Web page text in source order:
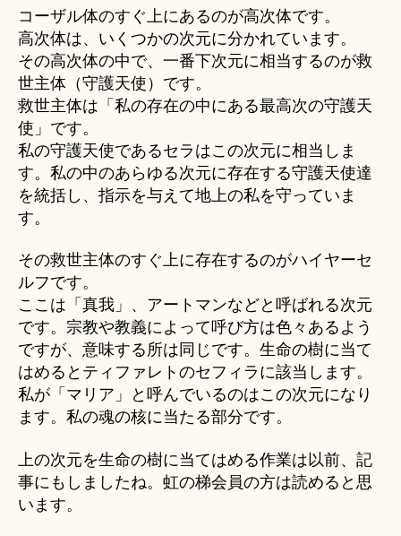
コーザル体のすぐ上にあるのが高次体です。
高次体は、いくつかの次元に分かれています。
その高次体の中で、一番下次元に相当するのが救
世主体（守護天使）です。
救世主体は「私の存在の中にある最高次の守護天
使」です。
私の守護天使であるセラはこの次元に相当しま
す。私の中のあらゆる次元に存在する守護天使達
を統括し、指示を与えて地上の私を守っていま
す。
その救世主体のすぐ上に存在するのがハイヤーセ
ルフです。
ここは「真我」、アートマンなどと呼ばれる次元
です。宗教や教義によって呼び方は色々あるよう
ですが、意味する所は同じです。生命の樹に当て
はめるとティファレトのセフィラに該当します。
私が「マリア」と呼んでいるのはこの次元になり
ます。私の魂の核に当たる部分です。
上の次元を生命の樹に当てはめる作業は以前、記
事にもしましたね。虹の梯会員の方は読めると思
います。